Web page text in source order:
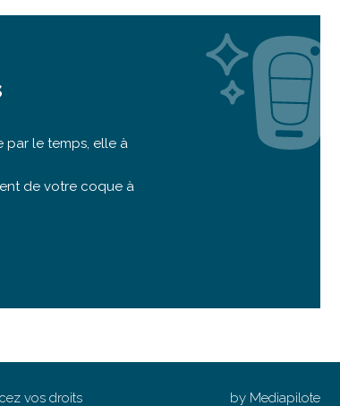
par le temps, elle à
de votre coque à
vos droits by Mediapilote